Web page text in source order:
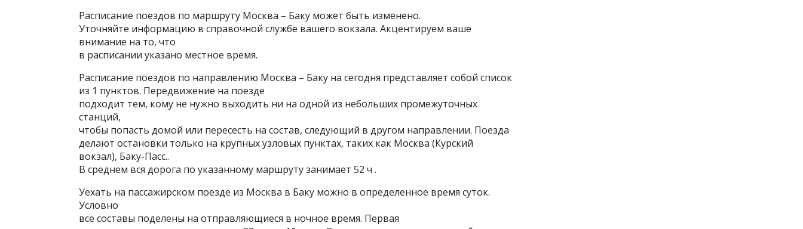
Расписание поездов по маршруту Москва – Баку может быть изменено.
Уточняйте информацию в справочной службе вашего вокзала. Акцентируем ваше
внимание на то, что
в расписании указано местное время.
Расписание поездов по направлению Москва – Баку на сегодня представляет собой список
из 1 пунктов. Передвижение на поезде
подходит тем, кому не нужно выходить ни на одной из небольших промежуточных
станций,
чтобы попасть домой или пересесть на состав, следующий в другом направлении. Поезда
делают остановки только на крупных узловых пунктах, таких как Москва (Курский
вокзал), Баку-Пасс..
В среднем вся дорога по указанному маршруту занимает 52 ч .
Уехать на пассажирском поезде из Москва в Баку можно в определенное время суток.
Условно
все составы поделены на отправляющиеся в ночное время. Первая